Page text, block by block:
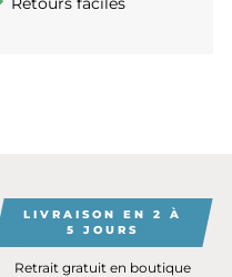
LIVRAISON EN 2 À
5 JOURS
Retrait gratuit en boutique